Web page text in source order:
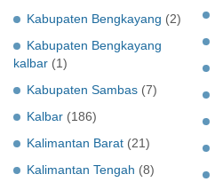
Kabupaten Bengkayang (2)
Kabupaten Bengkayang
kalbar (1)
Kabupaten Sambas (7)
Kalbar (186)
Kalimantan Barat (21)
Kalimantan Tengah (8)